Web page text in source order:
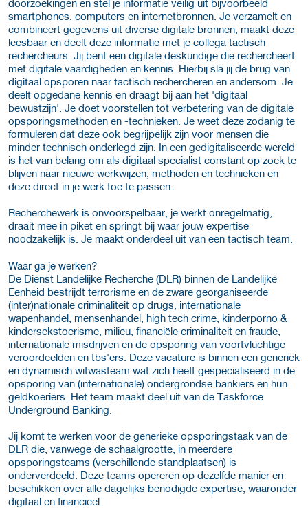
doorzoekingen en stel je informatie veilig uit bijvoorbeeld
smartphones, computers en internetbronnen. Je verzamelt en
combineert gegevens uit diverse digitale bronnen, maakt deze
leesbaar en deelt deze informatie met je collega tactisch
rechercheurs. Jij bent een digitale deskundige die rechercheert
met digitale vaardigheden en kennis. Hierbij sla jij de brug van
digitaal opsporen naar tactisch rechercheren en andersom. Je
deelt opgedane kennis en draagt bij aan het 'digitaal
bewustzijn'. Je doet voorstellen tot verbetering van de digitale
opsporingsmethoden en -technieken. Je weet deze zodanig te
formuleren dat deze ook begrijpelijk zijn voor mensen die
minder technisch onderlegd zijn. In een gedigitaliseerde wereld
is het van belang om als digitaal specialist constant op zoek te
blijven naar nieuwe werkwijzen, methoden en technieken en
deze direct in je werk toe te passen.
Recherchewerk is onvoorspelbaar, je werkt onregelmatig,
draait mee in piket en springt bij waar jouw expertise
noodzakelijk is. Je maakt onderdeel uit van een tactisch team.
Waar ga je werken?
De Dienst Landelijke Recherche (DLR) binnen de Landelijke
Eenheid bestrijdt terrorisme en de zware georganiseerde
(inter)nationale criminaliteit op drugs, internationale
wapenhandel, mensenhandel, high tech crime, kinderporno &
kindersekstoerisme, milieu, financiële criminaliteit en fraude,
internationale misdrijven en de opsporing van voortvluchtige
veroordeelden en tbs'ers. Deze vacature is binnen een generiek
en dynamisch witwasteam wat zich heeft gespecialiseerd in de
opsporing van (internationale) ondergrondse bankiers en hun
geldkoeriers. Het team maakt deel uit van de Taskforce
Underground Banking.
Jij komt te werken voor de generieke opsporingstaak van de
DLR die, vanwege de schaalgrootte, in meerdere
opsporingsteams (verschillende standplaatsen) is
onderverdeeld. Deze teams opereren op dezelfde manier en
beschikken over alle dagelijks benodigde expertise, waaronder
digitaal en financieel.